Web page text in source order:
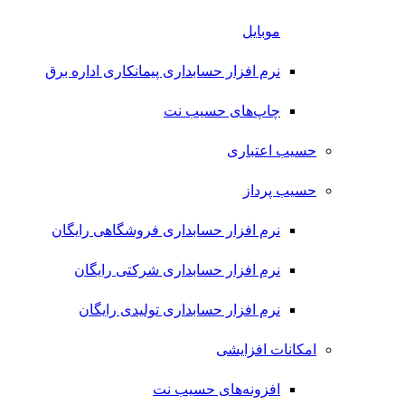
موبایل
نرم افزار حسابداری پیمانکاری اداره برق
چاپ‌های حسیب نت
حسیب اعتباری
حسیب پرداز
نرم افزار حسابداری فروشگاهی رایگان
نرم افزار حسابداری شرکتی رایگان
نرم افزار حسابداری تولیدی رایگان
امکانات افزایشی
افزونه‌های حسیب نت